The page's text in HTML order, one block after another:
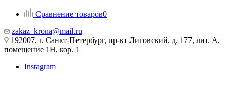
Сравнение товаров0
zakaz_krona@mail.ru
192007, г. Санкт-Петербург, пр-кт Лиговский, д. 177, лит. А,
помещение 1Н, кор. 1
Instagram